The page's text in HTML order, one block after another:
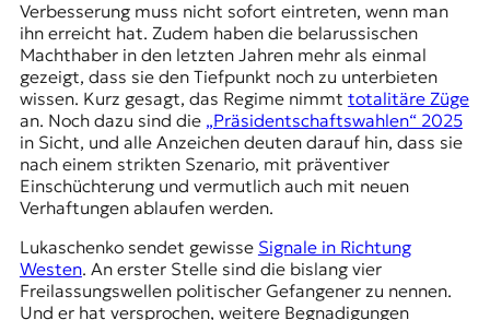
s
s
e
n
,
J
o
u
r
n
a
l
Verbesserung muss nicht sofort eintreten, wenn man
ihn erreicht hat. Zudem haben die belarussischen
Machthaber in den letzten Jahren mehr als einmal
gezeigt, dass sie den Tiefpunkt noch zu unterbieten
wissen. Kurz gesagt, das Regime nimmt totalitäre Züge
an. Noch dazu sind die „Präsidentschaftswahlen“ 2025
in Sicht, und alle Anzeichen deuten darauf hin, dass sie
nach einem strikten Szenario, mit präventiver
Einschüchterung und vermutlich auch mit neuen
Verhaftungen ablaufen werden.
Lukaschenko sendet gewisse Signale in Richtung
Westen. An erster Stelle sind die bislang vier
Freilassungswellen politischer Gefangener zu nennen.
Und er hat versprochen, weitere Begnadigungen